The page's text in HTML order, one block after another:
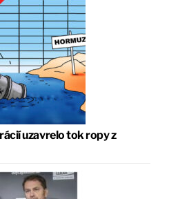
uzavrelo tok ropy z